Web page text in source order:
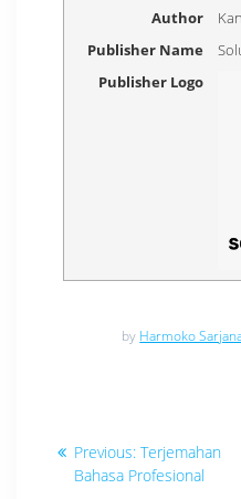
Author
Publisher Name
Publisher Logo
by Harmoko
pos
Previous: Previous
post:
Terjemahan
Bahasa Profesional